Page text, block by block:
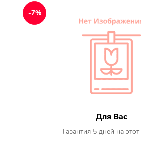
Для Вас
Гарантия 5 дней на этот
-7%